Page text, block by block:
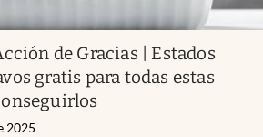
de Gracias | Estados
gratis para todas estas
2025